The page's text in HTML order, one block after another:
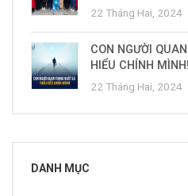
22 Tháng Hai, 2024
CON NGƯỜI
HIỂU CHÍNH MÌNH!
22 Tháng Hai, 2024
DANH MỤC